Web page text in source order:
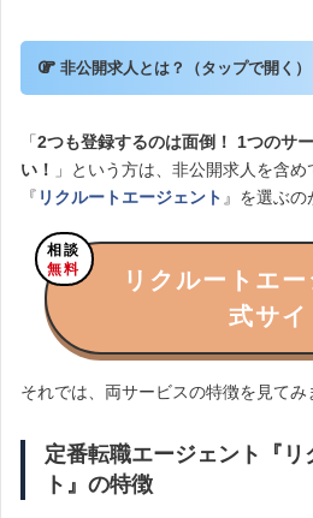
非公開求人とは？（タップで開く）
「2つも登録するのは面倒！ 1つのサ
い！
」という方は、非公開求人を含
『 リクルートエージェント 』を選ぶの
相談
無料
リクルートエ
式サイ
それでは、両サービスの特徴を見てみ
定番転職エージェント『
ト』の特徴